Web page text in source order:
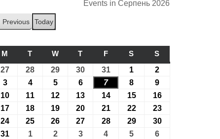
Events in Серпень 2026
Previous Today
M ПОНЕДІЛОК
T ВІВТОРОК
WСЕРЕДА
T ЧЕТВЕР
FП’ЯТНИЦЯ
S СУБОТА
S
27 27.07.2026
28 28.07.2026
29 29.07.2026
30 30.07.2026
3131.07.2026
1 01.08.2026
2
303.08.2026
404.08.2026
505.08.2026
606.08.2026
707.08.2026
8 08.08.2026
9
10 10.08.2026
11 11.08.2026
12 12.08.2026
13 13.08.2026
1414.08.2026
1515.08.2026
1616.08.2026
17 17.08.2026
18 18.08.2026
19 19.08.2026
20 20.08.2026
2121.08.2026
2222.08.2026
2323.08.2026
24 24.08.2026
25 25.08.2026
26 26.08.2026
27 27.08.2026
2828.08.2026
2929.08.2026
3030.08.2026
31 31.08.2026
101.09.2026
202.09.2026
303.09.2026
4 04.09.2026
5 05.09.2026
6